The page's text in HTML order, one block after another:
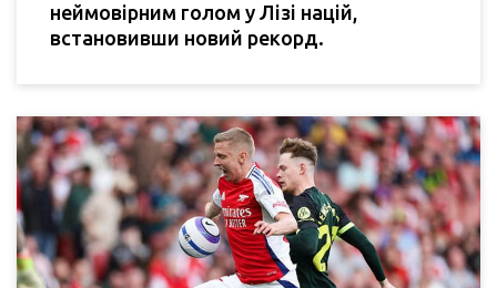
неймовірним голом у Лізі націй,
встановивши новий рекорд.